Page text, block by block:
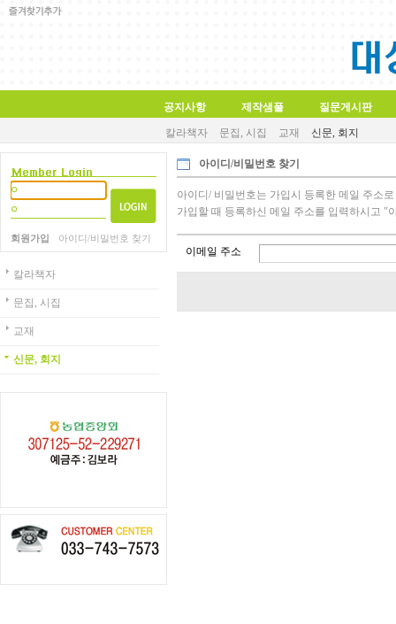
공지사항 제작샘플 질문게시판
칼라책자 문집, 시집 교재 신문, 회지
회원가입 아이디/비밀번호 찾기
칼라책자
문집, 시집
교재
신문, 회지
아이디/비밀번호 찾기
아이디/ 비밀번호는 가입시 등록한 메일 주소
가입할 때 등록하신 메일 주소를 입력하시고 "
이메일 주소